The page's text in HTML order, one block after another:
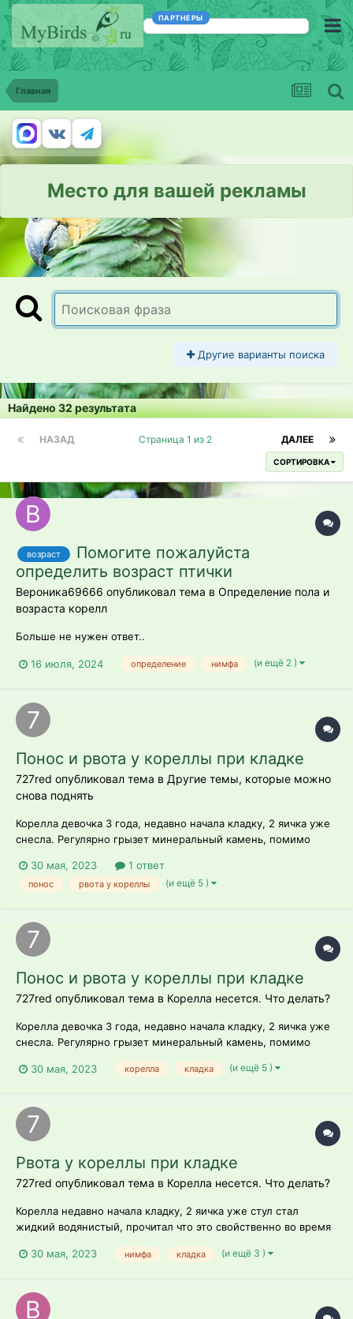
ПАРТНЕРЫ
Главная
Место для вашей рекламы
Другие варианты поиска
Найдено 32 результата
НАЗАД ДАЛЕЕ
Страница 1 из 2
СОРТИРОВКА
возраст
Помогите пожалуйста
определить возраст птички
Вероника69666 опубликовал тема в Определение пола и
возраста корелл
Больше не нужен ответ..
16 июля, 2024 определение нимфа (и ещё 2 )
Понос и рвота у кореллы при кладке
727red опубликовал тема в Другие темы, которые можно
снова поднять
Корелла девочка 3 года, недавно начала кладку, 2 яичка уже
снесла. Регулярно грызет минеральный камень, помимо
витаминами Юнитабс. Все шло хорошо от начала кладки , но
на следующий день (сегодня) после 2-ого яичка у самки
30 мая, 2023 1 ответ
понос рвота у кореллы (и ещё 5 )
Понос и рвота у кореллы при кладке
727red опубликовал тема в Корелла несется. Что делать?
Корелла девочка 3 года, недавно начала кладку, 2 яичка уже
снесла. Регулярно грызет минеральный камень, помимо
витаминами Юнитабс. Все шло хорошо от начала кладки , но
начался частый ж...
30 мая, 2023 корелла кладка (и ещё 5 )
Рвота у кореллы при кладке
727red опубликовал тема в Корелла несется. Что делать?
Корелла недавно начала кладку, 2 яичка уже стул стал
жидкий водянистый, прочитал что это свойственно во время
сталкивался с подобным ? знаю что рвота у кореллы это
30 мая, 2023 нимфа кладка (и ещё 3 )